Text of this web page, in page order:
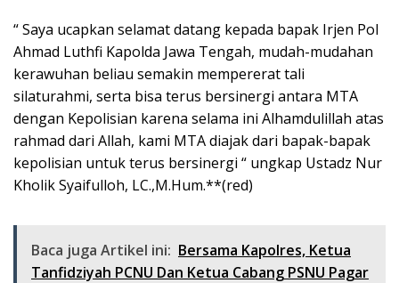
“ Saya ucapkan selamat datang kepada bapak Irjen Pol
Ahmad Luthfi Kapolda Jawa Tengah, mudah-mudahan
kerawuhan beliau semakin mempererat tali
silaturahmi, serta bisa terus bersinergi antara MTA
dengan Kepolisian karena selama ini Alhamdulillah atas
rahmad dari Allah, kami MTA diajak dari bapak-bapak
kepolisian untuk terus bersinergi “ ungkap Ustadz Nur
Kholik Syaifulloh, LC.,M.Hum.**(red)
Baca juga Artikel ini: Bersama Kapolres, Ketua
Tanfidziyah PCNU Dan Ketua Cabang PSNU Pagar